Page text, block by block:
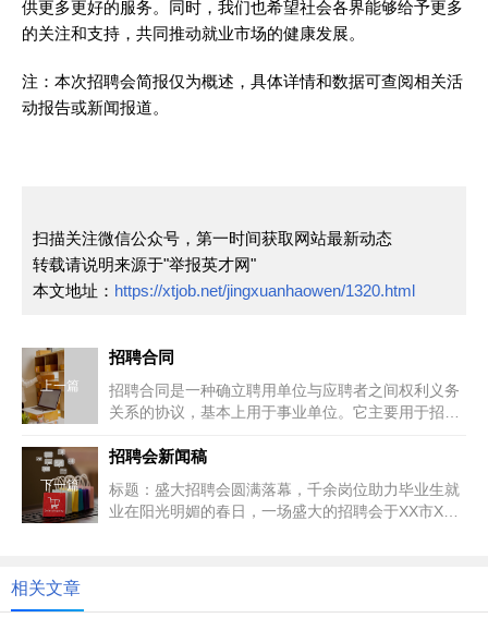
供更多更好的服务。同时，我们也希望社会各界能够给予更多
的关注和支持，共同推动就业市场的健康发展。
注：本次招聘会简报仅为概述，具体详情和数据可查阅相关活
动报告或新闻报道。
扫描关注微信公众号，第一时间获取网站最新动态
转载请说明来源于"举报英才网"
本文地址： https://xtjob.net/jingxuanhaowen/1320.html
上一篇
招聘合同
招聘合同是一种确立聘用单位与应聘者之间权利义务
关系的协议，基本上用于事业单位。它主要用于招聘
下一篇
招聘会新闻稿
标题：盛大招聘会圆满落幕，千余岗位助力毕业生就
业在阳光明媚的春日，一场盛大的招聘会于XX市XX
相关文章